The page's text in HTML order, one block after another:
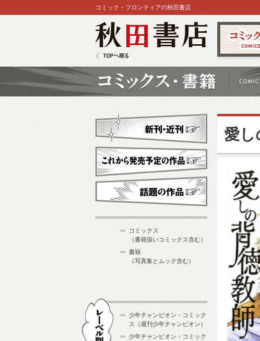
コミックス
コミック・フロンティアの秋田書店
愛し
新刊・近刊
これから発売予定
コミックス
（書籍扱いコミックス含む）
書籍
（写真集とムック含む）
少年チャンピオン・コミック
ス（週刊少年チャンピオン）
少年チャンピオン・コミック